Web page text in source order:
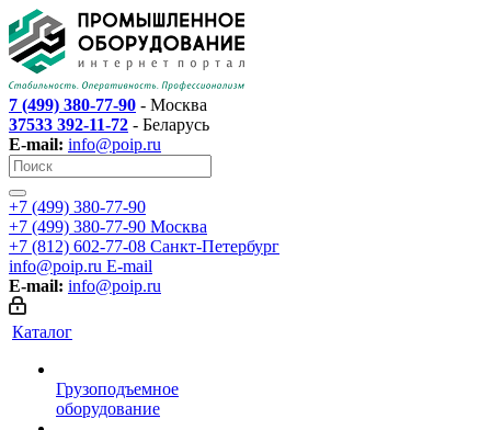
7 (499) 380-77-90 - Москва
37533 392-11-72 - Беларусь
E-mail: info@poip.ru
+7 (499) 380-77-90
+7 (499) 380-77-90 Москва
+7 (812) 602-77-08 Санкт-Петербург
info@poip.ru E-mail
E-mail: info@poip.ru
Каталог
Грузоподъемное
оборудование